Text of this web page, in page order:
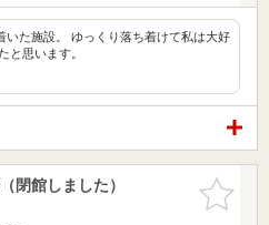
いた施設。 ゆっくり落ち着けて私は大好
と思います。
お気に入
りに追加
閉館しました）